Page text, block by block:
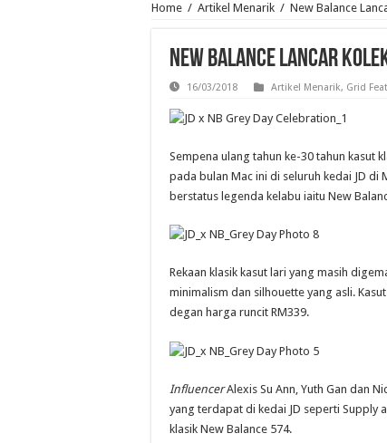
Home / Artikel Menarik / New Balance
New Balance Lancar
16/03/2018 Artikel Menarik, Grid
Sempena ulang tahun ke-30 tahun kasut
pada bulan Mac ini di seluruh kedai JD di
berstatus legenda kelabu iaitu New
Rekaan klasik kasut lari yang masih
minimalism dan silhouette yang asli.
degan harga runcit RM339.
InfluencerAlexis Su Ann, Yuth Gan dan
yang terdapat di kedai JD seperti Supply
klasik New Balance 574.